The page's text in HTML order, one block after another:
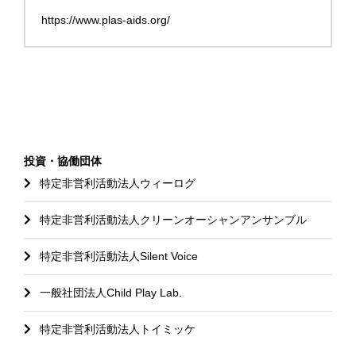
https://www.plas-aids.org/
投資・協働団体
特定非営利活動法人ウィーログ
特定非営利活動法人クリーンオーシャンアンサンブル
特定非営利活動法人Silent Voice
一般社団法人Child Play Lab.
特定非営利活動法人トイミッケ